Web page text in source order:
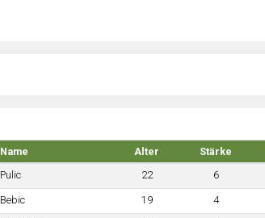
Name Alter Stärke
Pulic 22 6
Bebic 19 4